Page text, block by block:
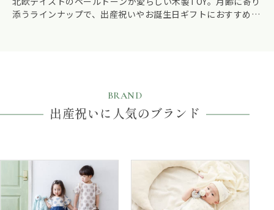
添うラインナップで、出産祝いやお誕生日ギフトにおすすめで
BRAND
出産祝いに人気のブランド